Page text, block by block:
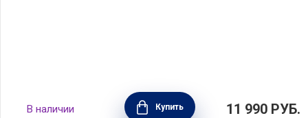
Полочка для ванной комнаты Mindset,
сталь, цвет белый, Brabantia, 303548
В наличии Купить 11 990 РУБ.